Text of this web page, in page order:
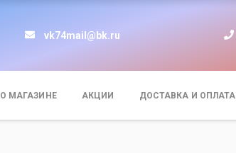
vk74mail@bk.ru
О МАГАЗИНЕ АКЦИИ ДОСТАВКА И ОПЛАТА